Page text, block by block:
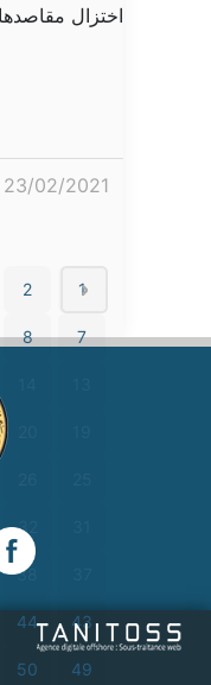
اختزال
23/02/2021
1
2
7
8
32
38
43
44
49
50